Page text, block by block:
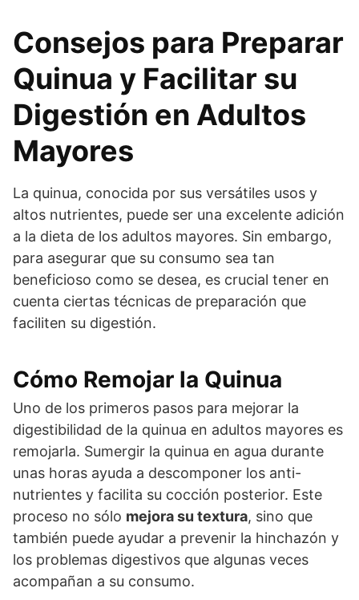
Consejos para Preparar
Quinua y Facilitar su
Digestión en Adultos
Mayores
La quinua, conocida por sus versátiles usos y
altos nutrientes, puede ser una excelente adición
a la dieta de los adultos mayores. Sin embargo,
para asegurar que su consumo sea tan
beneficioso como se desea, es crucial tener en
cuenta ciertas técnicas de preparación que
faciliten su digestión.
Cómo Remojar la Quinua
Uno de los primeros pasos para mejorar la
digestibilidad de la quinua en adultos mayores es
remojarla. Sumergir la quinua en agua durante
unas horas ayuda a descomponer los anti-
nutrientes y facilita su cocción posterior. Este
proceso no sólo mejora su textura, sino que
también puede ayudar a prevenir la hinchazón y
los problemas digestivos que algunas veces
acompañan a su consumo.